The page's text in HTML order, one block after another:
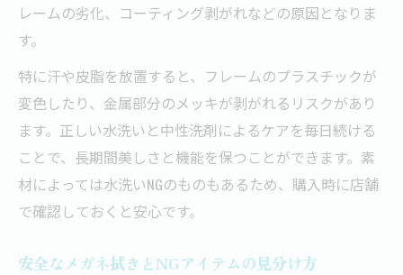
レームの劣化、コーティング剥がれなどの原因となりま
す。
特に汗や皮脂を放置すると、フレームのプラスチックが
変色したり、金属部分のメッキが剥がれるリスクがあり
ます。正しい水洗いと中性洗剤によるケアを毎日続ける
ことで、長期間美しさと機能を保つことができます。素
材によっては水洗いNGのものもあるため、購入時に店舗
で確認しておくと安心です。
安全なメガネ拭きとNGアイテムの見分け方